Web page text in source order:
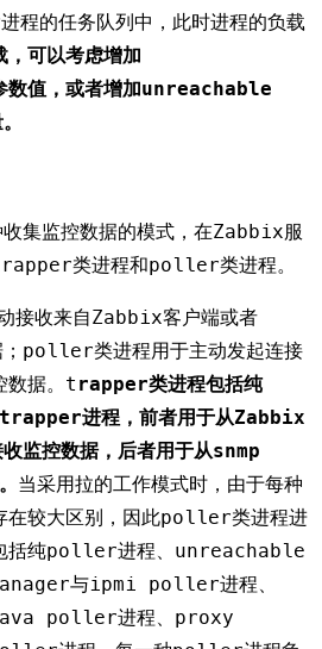
的任务队列中，此时进程的负载
，可以考虑增加
值，或者增加unreachable
收集监控数据的模式，在Zabbix服
类进程和poller类进程。
接收来自Zabbix客户端或者
poller类进程用于主动发起连接
数据。trapper类进程包括纯
进程，前者用于从Zabbix
监控数据，后者用于从snmp
当采用拉的工作模式时，由于每种
在较大区别，因此poller类进程进
包括纯poller进程、unreachable
与ipmi poller进程、
poller进程、proxy